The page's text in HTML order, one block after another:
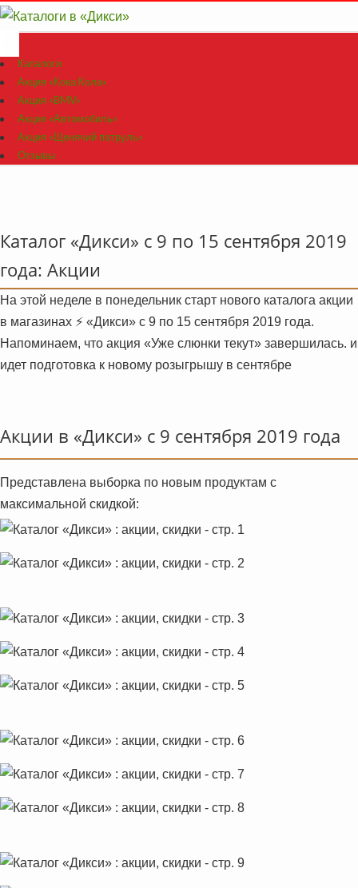
Каталоги
Акция «Кока Кола»
Акция «BMV»
Акция «Автомобиль»
Акция «Щенячий патруль»
Отзывы
Каталог «Дикси» с 9 по 15 сентября 2019
года: Акции
На этой неделе в понедельник старт нового каталога акции
в магазинах ⚡️ «Дикси» с 9 по 15 сентября 2019 года.
Напоминаем, что акция «Уже слюнки текут» завершилась. и
идет подготовка к новому розыгрышу в сентябре
Акции в «Дикси» с 9 сентября 2019 года
Представлена выборка по новым продуктам с
максимальной скидкой: